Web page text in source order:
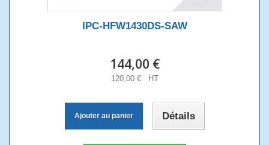
IPC-HFW1430DS-SAW
144,00 €
120,00 € HT
Ajouter au panier Détails